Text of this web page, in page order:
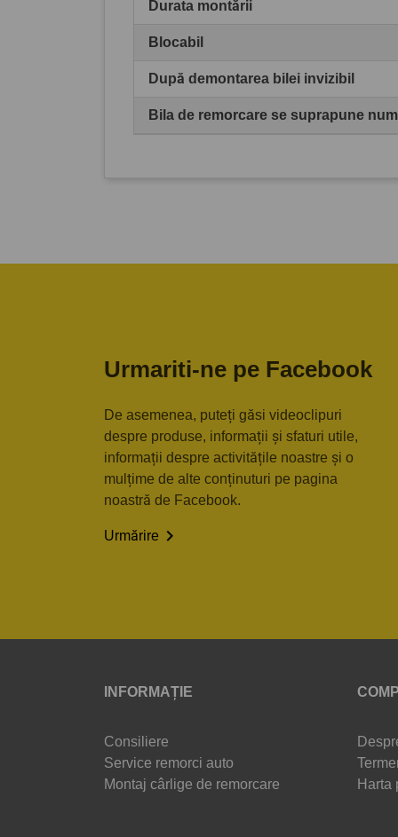
Durata montării
Blocabil
După demontarea bilei invizibil
Bila de remorcare se suprapune
Urmariti-ne pe Facebook
De asemenea, puteți găsi videoclipuri
despre produse, informații și sfaturi utile,
informații despre activitățile noastre și o
mulțime de alte conținuturi pe pagina
noastră de Facebook.
Urmărire 
INFORMAȚIE
Consiliere
Service remorci auto
Montaj cârlige de remorcare
Harta